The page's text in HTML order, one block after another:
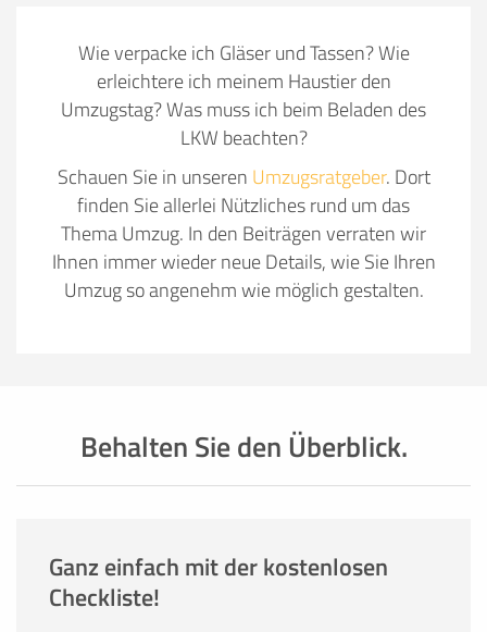
Wie verpacke ich Gläser und Tassen? Wie
erleichtere ich meinem Haustier den
Umzugstag? Was muss ich beim Beladen des
LKW beachten?
Schauen Sie in unseren Umzugsratgeber. Dort
finden Sie allerlei Nützliches rund um das
Thema Umzug. In den Beiträgen verraten wir
Ihnen immer wieder neue Details, wie Sie Ihren
Umzug so angenehm wie möglich gestalten.
Behalten Sie den Überblick.
Ganz einfach mit der kostenlosen
Checkliste!